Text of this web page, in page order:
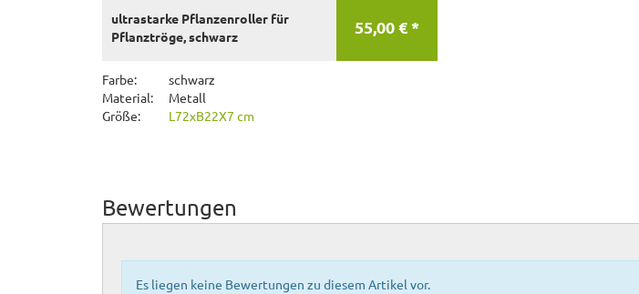
55,00 € *
ultrastarke Pflanzenroller für
Pflanztröge, schwarz
Farbe:
schwarz
Material:
Metall
Größe:
L72xB22X7 cm
Bewertungen
Es liegen keine Bewertungen zu diesem Artikel vor.